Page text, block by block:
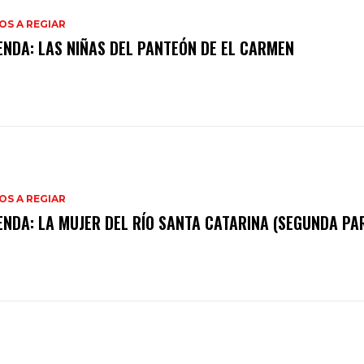
A REGIAR
LAS NIÑAS DEL PANTEÓN DE EL CARMEN
A REGIAR
LA MUJER DEL RÍO SANTA CATARINA (SEGUNDA